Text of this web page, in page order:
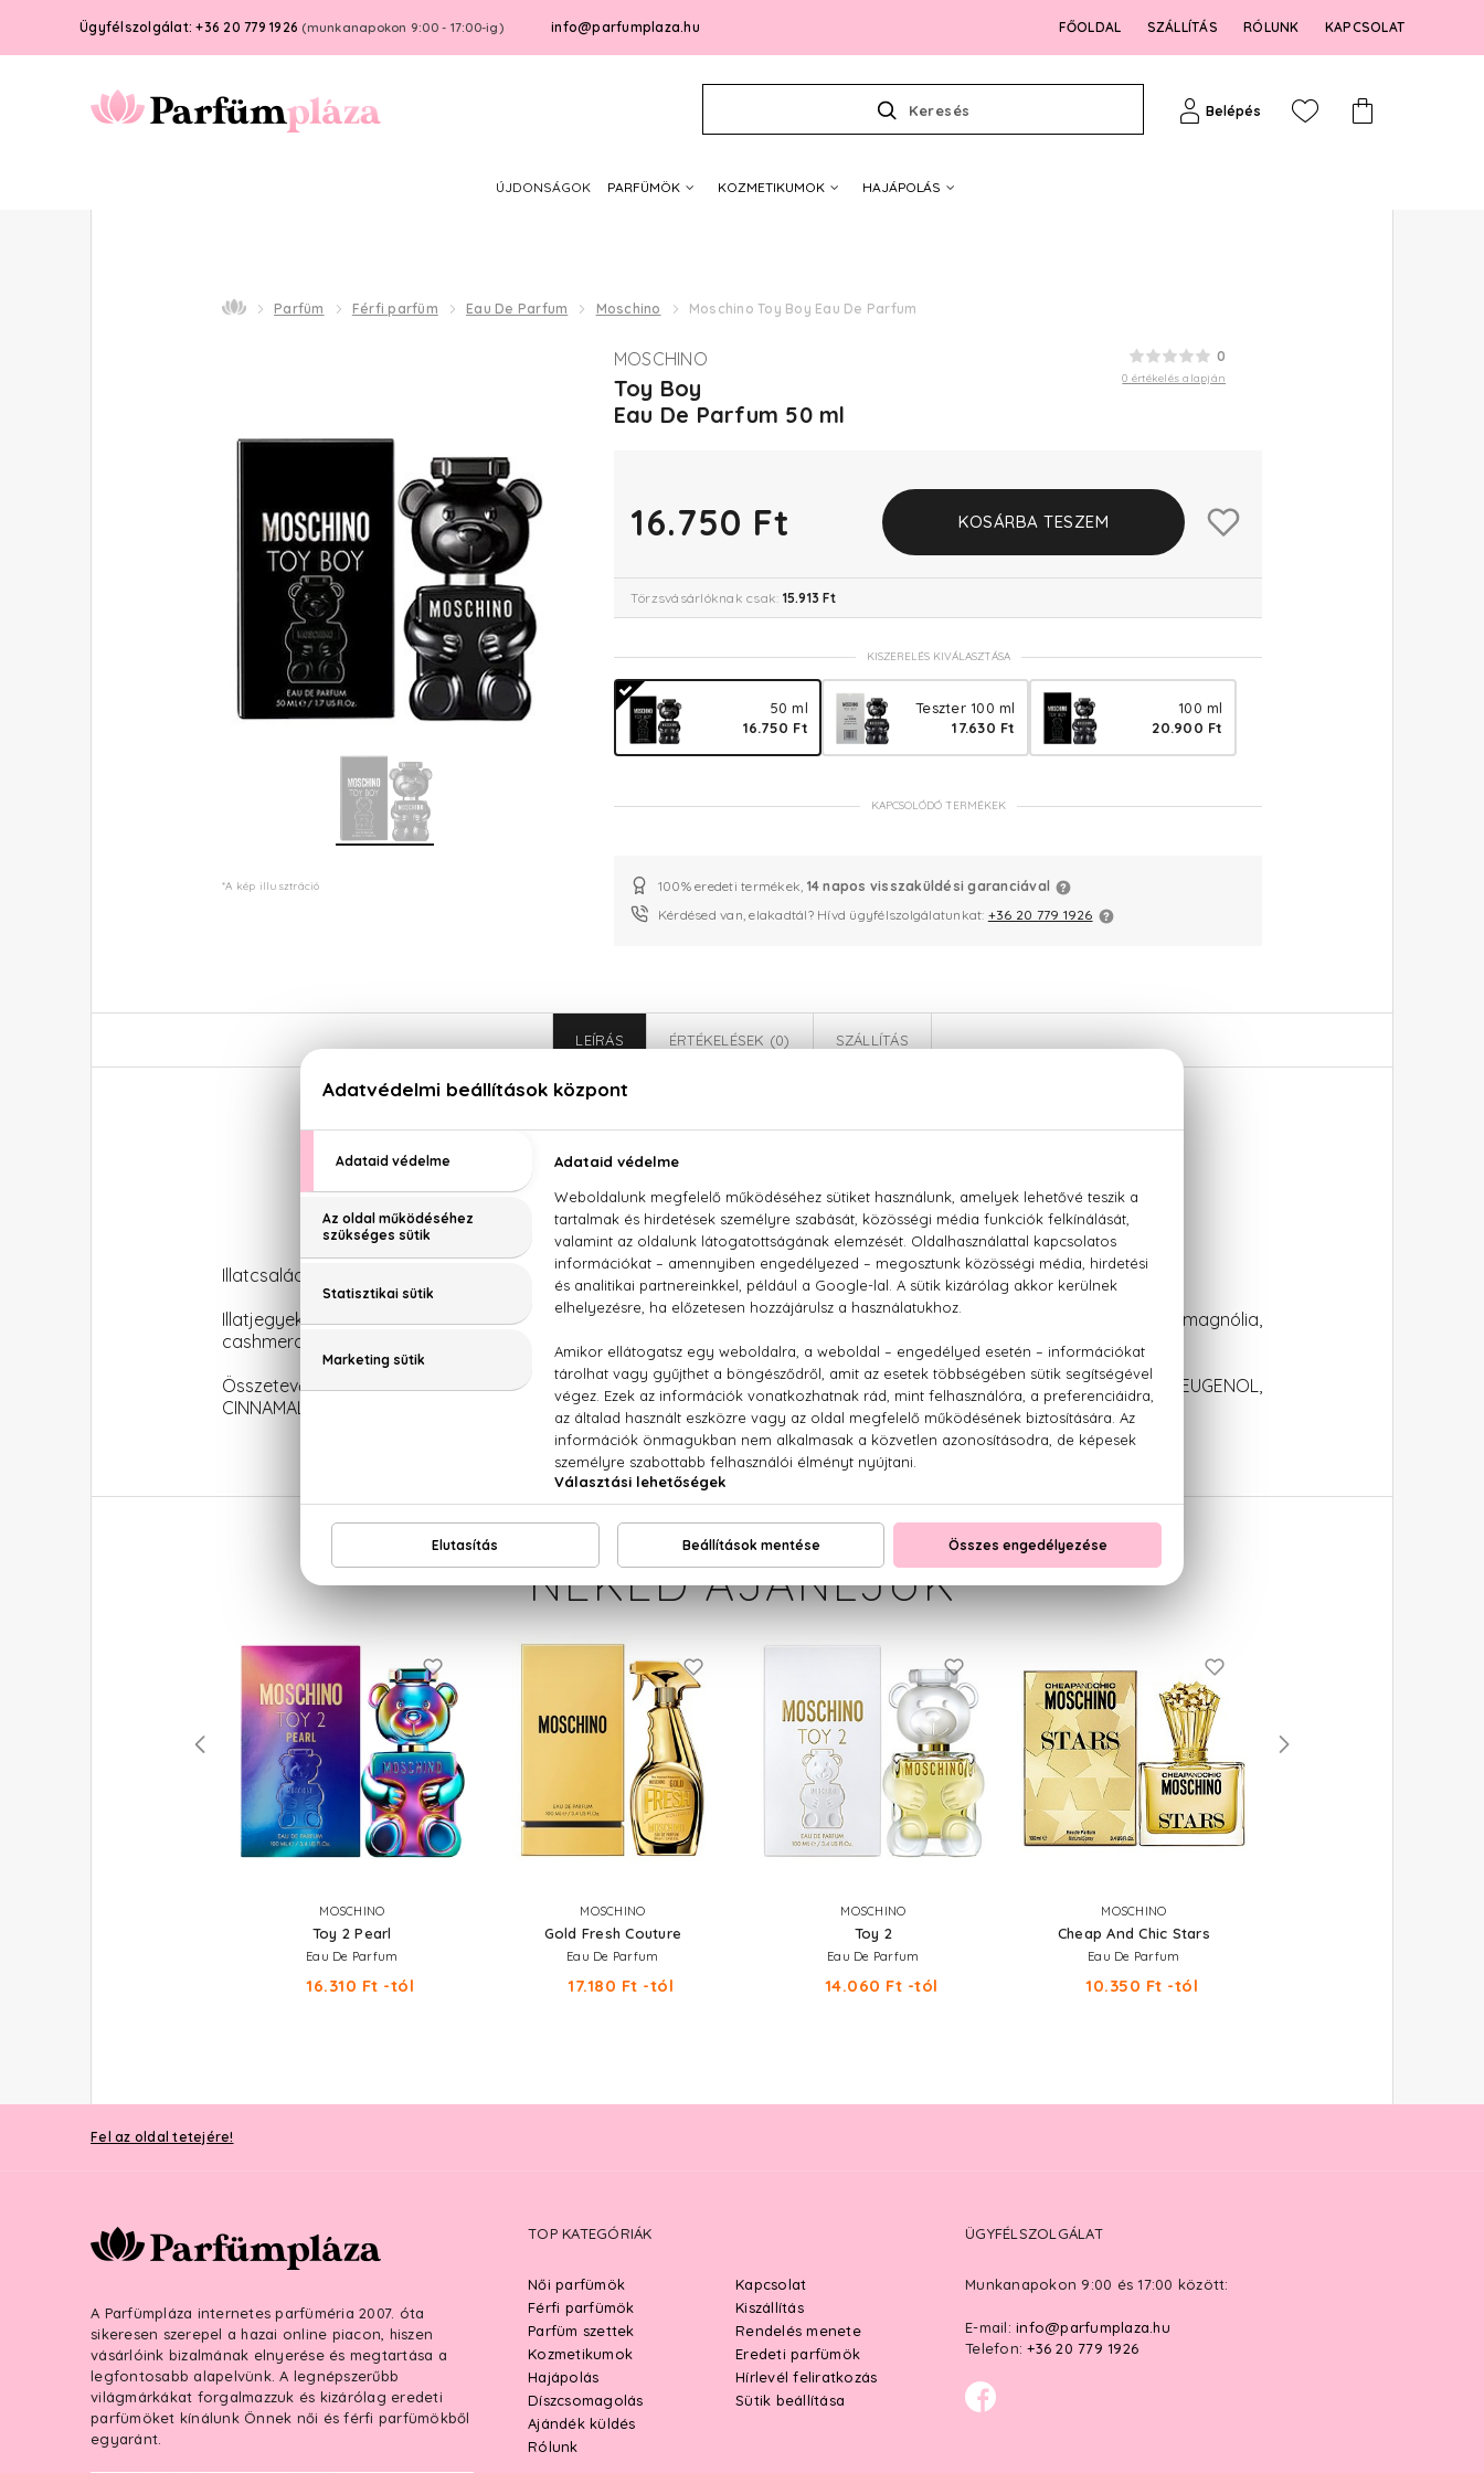
Ügyfélszolgálat: +36 20 779 1926 (munkanapokon 9:00 - 17:00-ig) info@parfumplaza.hu FŐOLDAL SZÁLLÍTÁS RÓLUNK KAPCSOLAT
Keresés Belépés
ÚJDONSÁGOK PARFÜMÖK KOZMETIKUMOK HAJÁPOLÁS
Parfüm Férfi parfüm Eau De Parfum Moschino Moschino Toy Boy Eau De Parfum
*A kép illusztráció
0
0 értékelés alapján
MOSCHINO
Toy Boy
Eau De Parfum 50 ml
16.750 Ft KOSÁRBA TESZEM
Törzsvásárlóknak csak: 15.913 Ft
KISZERELÉS KIVÁLASZTÁSA
50 ml
16.750 Ft
Teszter 100 ml
17.630 Ft
100 ml
20.900 Ft
KAPCSOLÓDÓ TERMÉKEK
100% eredeti termékek, 14 napos visszaküldési garanciával
Kérdésed van, elakadtál? Hívd ügyfélszolgálatunkat: +36 20 779 1926
LEÍRÁS ÉRTÉKELÉSEK (0) SZÁLLÍTÁS
Moschino Toy Boy Eau De Parfum
Illatcsalád: Fás-fűszeres
Illatjegyek: bergamott, piros bogyós gyümölcsök, körtefa levél, szerecsendió, szegfűszeg, elemi, rózsa, lenvirág, magnólia,
cashmeran, vetiver, ambermax, sylkolide
Összetevők: ALCOHOL DENAT. (SD ALCOHOL 39-C), PARFUM (FRAGRANCE), AQUA (WATER), LIMONENE, LINALOOL, EUGENOL,
CINNAMAL, CITRAL, ISOEUGENOL.
NEKED AJÁNLJUK
MOSCHINO
Toy 2 Pearl
Eau De Parfum
16.310 Ft -tól
MOSCHINO
Gold Fresh Couture
Eau De Parfum
17.180 Ft -tól
MOSCHINO
Toy 2
Eau De Parfum
14.060 Ft -tól
MOSCHINO
Cheap And Chic Stars
Eau De Parfum
10.350 Ft -tól
Fel az oldal tetejére!
A Parfümpláza internetes parfüméria 2007. óta
sikeresen szerepel a hazai online piacon, hiszen
vásárlóink bizalmának elnyerése és megtartása a
legfontosabb alapelvünk. A legnépszerűbb
világmárkákat forgalmazzuk és kizárólag eredeti
parfümöket kínálunk Önnek női és férfi parfümökből
egyaránt.
TOP KATEGÓRIÁK
Női parfümök
Férfi parfümök
Parfüm szettek
Kozmetikumok
Hajápolás
Díszcsomagolás
Ajándék küldés
Rólunk
Kapcsolat
Kiszállítás
Rendelés menete
Eredeti parfümök
Hírlevél feliratkozás
Sütik beállítása
ÜGYFÉLSZOLGÁLAT
Munkanapokon 9:00 és 17:00 között:
E-mail: info@parfumplaza.hu
Telefon: +36 20 779 1926